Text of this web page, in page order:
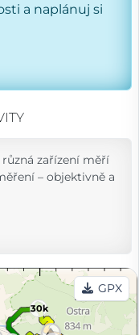
a naplánuj si
různá zařízení měří
– objektivně a
30k
GPX